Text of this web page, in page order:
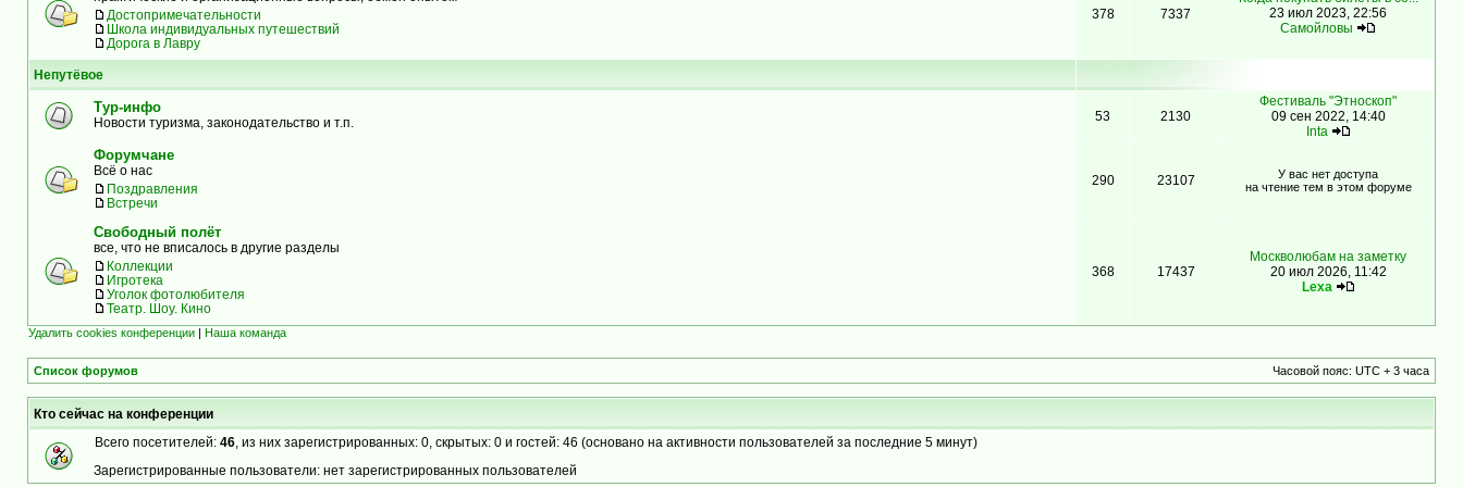
Достопримечательности
Школа индивидуальных путешествий
Дорога в Лавру
378 7337
23 июл 2023, 22:56
Самойловы
Непутёвое
Тур-инфо
Новости туризма, законодательство и т.п. 53 2130
Фестиваль "Этноскоп"
09 сен 2022, 14:40
Inta
Форумчане
Всё о нас
Поздравления
Встречи
290 23107
У вас нет доступа
на чтение тем в этом форуме
Свободный полёт
все, что не вписалось в другие разделы
Коллекции
Игротека
Уголок фотолюбителя
Театр. Шоу. Кино
368 17437
Москволюбам на заметку
20 июл 2026, 11:42
Lexa
Удалить cookies конференции | Наша команда
Список форумов Часовой пояс: UTC + 3 часа
Кто сейчас на конференции
Всего посетителей: 46 , из них зарегистрированных: 0, скрытых: 0 и гостей: 46 (основано на активности пользователей за последние 5 минут)
Зарегистрированные пользователи: нет зарегистрированных пользователей